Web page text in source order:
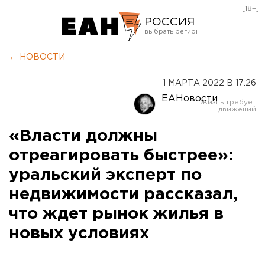
РОССИЯ
Оренбург
[18+]
← НОВОСТИ
1 МАРТА 2022 В 17:26
ЕАНовости
«Власти должны
отреагировать быстрее»:
уральский эксперт по
недвижимости рассказал,
что ждет рынок жилья в
новых условиях